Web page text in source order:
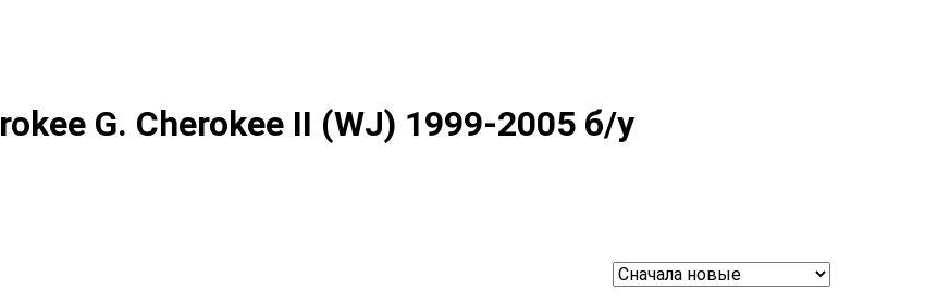
G. Cherokee II (WJ) 1999-2005 б/у